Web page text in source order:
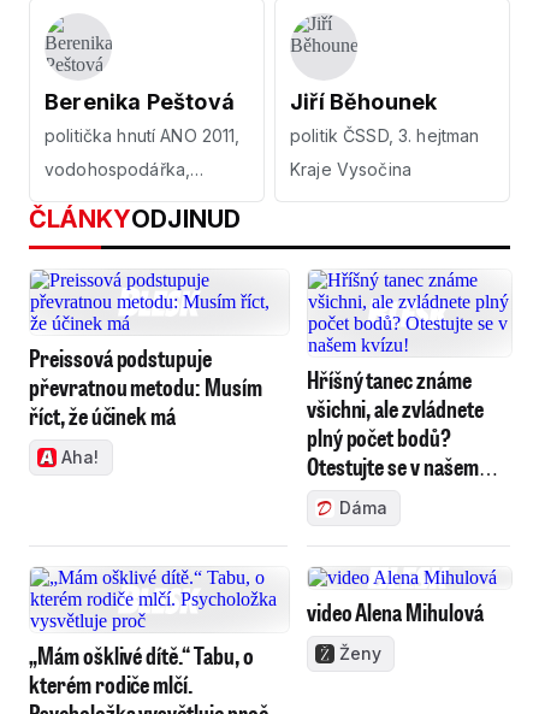
Berenika Peštová
politička hnutí ANO 2011,
vodohospodářka,
podnikatelka
Jiří Běhounek
politik ČSSD, 3. hejtman
Kraje Vysočina
ČLÁNKYODJINUD
Preissová podstupuje
převratnou metodu: Musím
říct, že účinek má
Aha!
Hříšný tanec známe
všichni, ale zvládnete
plný počet bodů?
Otestujte se v našem
kvízu!Dáma
„Mám ošklivé dítě.“ Tabu, o
kterém rodiče mlčí.
video Alena Mihulová
Ženy